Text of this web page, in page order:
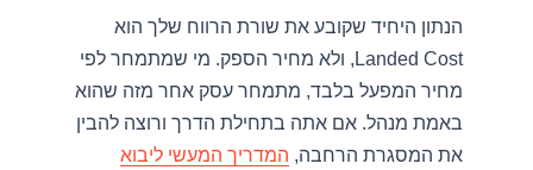
הנתון היחיד שקובע את שורת הרווח שלך הוא
Landed Cost, ולא מחיר הספק. מי שמתמחר לפי
מחיר המפעל בלבד, מתמחר עסק אחר מזה שהוא
באמת מנהל. אם אתה בתחילת הדרך ורוצה להבין
את המסגרת הרחבה, המדריך המעשי ליבוא